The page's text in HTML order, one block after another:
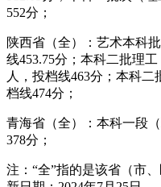
552分；
陕西省（全）：艺术本科
线453.75分；本科二批理
人，投档线463分；本科
档线474分；
青海省（全）：本科一段
378分；
注：“全”指的是该省（市